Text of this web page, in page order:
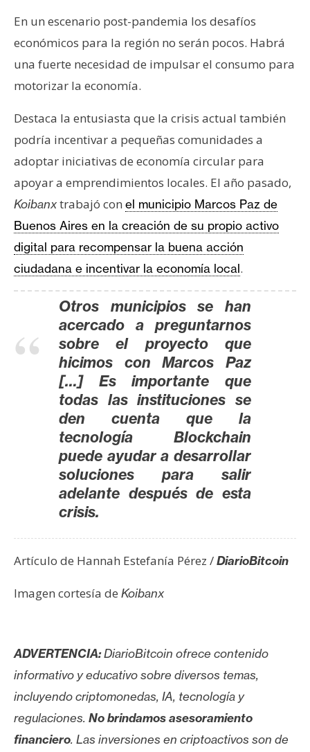
En un escenario post-pandemia los desafíos
económicos para la región no serán pocos. Habrá
una fuerte necesidad de impulsar el consumo para
motorizar la economía.
Destaca la entusiasta que la crisis actual también
podría incentivar a pequeñas comunidades a
adoptar iniciativas de economía circular para
apoyar a emprendimientos locales. El año pasado,
Koibanxtrabajó con el municipio Marcos Paz de
Buenos Aires en la creación de su propio activo
digital para recompensar la buena acción
ciudadana e incentivar la economía local.
Otros municipios se han
acercado a preguntarnos
sobre el proyecto que
hicimos con Marcos Paz
[…] Es importante que
todas las instituciones se
den cuenta que la
tecnología Blockchain
puede ayudar a desarrollar
soluciones para salir
adelante después de esta
crisis.
Artículo de Hannah Estefanía Pérez /DiarioBitcoin
Imagen cortesía de Koibanx
ADVERTENCIA:DiarioBitcoin ofrece contenido
informativo y educativo sobre diversos temas,
incluyendo criptomonedas, IA, tecnología y
regulaciones. No brindamos asesoramiento
financiero. Las inversiones en criptoactivos son de